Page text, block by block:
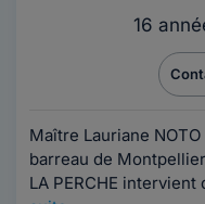
16
Maître Lauriane NOTO
barreau de
LA PERCHE